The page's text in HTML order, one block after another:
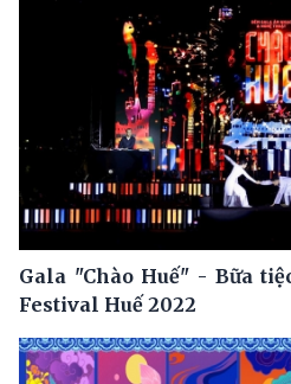
Gala "Chào Huế" - Bữa
Festival Huế 2022